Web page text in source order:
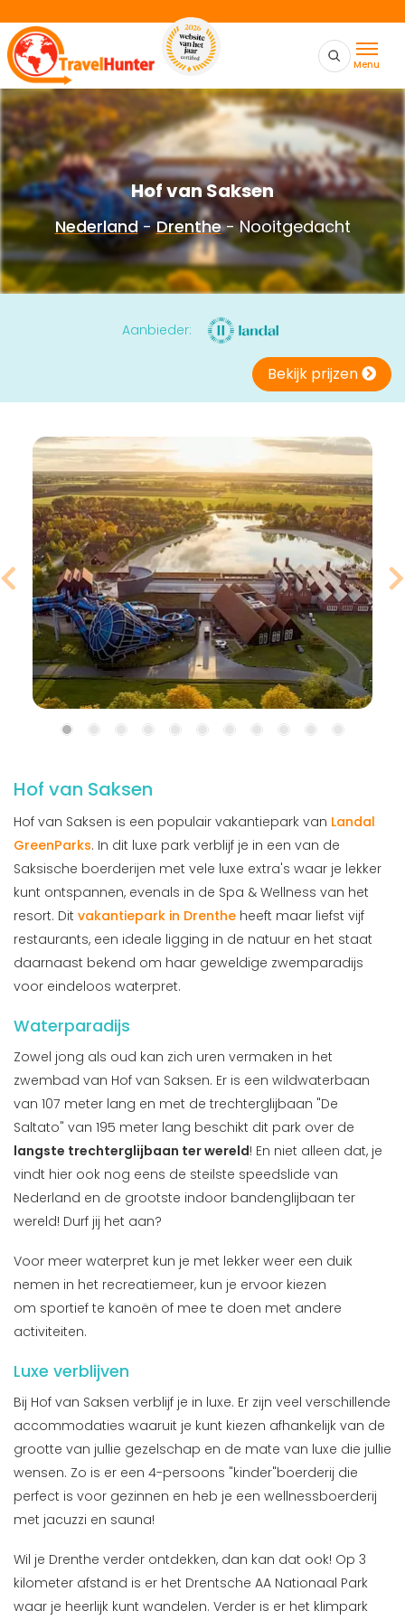
Menu
Hof van Saksen
Nederland-Drenthe- Nooitgedacht
Aanbieder:
Bekijk prijzen
Hof van Saksen
Hof van Saksen is een populair vakantiepark van Landal
GreenParks. In dit luxe park verblijf je in een van de
Saksische boerderijen met vele luxe extra's waar je lekker
kunt ontspannen, evenals in de Spa & Wellness van het
resort. Dit vakantiepark in Drenthe heeft maar liefst vijf
restaurants, een ideale ligging in de natuur en het staat
daarnaast bekend om haar geweldige zwemparadijs
voor eindeloos waterpret.
Waterparadijs
Zowel jong als oud kan zich uren vermaken in het
zwembad van Hof van Saksen. Er is een wildwaterbaan
van 107 meter lang en met de trechterglijbaan "De
Saltato" van 195 meter lang beschikt dit park over de
langste trechterglijbaan ter wereld! En niet alleen dat, je
vindt hier ook nog eens de steilste speedslide van
Nederland en de grootste indoor bandenglijbaan ter
wereld! Durf jij het aan?
Voor meer waterpret kun je met lekker weer een duik
nemen in het recreatiemeer, kun je ervoor kiezen
om sportief te kanoën of mee te doen met andere
activiteiten.
Luxe verblijven
Bij Hof van Saksen verblijf je in luxe. Er zijn veel verschillende
accommodaties waaruit je kunt kiezen afhankelijk van de
grootte van jullie gezelschap en de mate van luxe die jullie
wensen. Zo is er een 4-persoons "kinder"boerderij die
perfect is voor gezinnen en heb je een wellnessboerderij
met jacuzzi en sauna!
Wil je Drenthe verder ontdekken, dan kan dat ook! Op 3
kilometer afstand is er het Drentsche AA Nationaal Park
waar je heerlijk kunt wandelen. Verder is er het klimpark